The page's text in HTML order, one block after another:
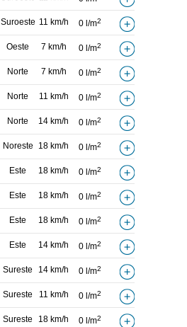
Suroeste 11 km/h 0 l/m2
Oeste 7 km/h 0 l/m2
Norte 7 km/h 0 l/m2
Norte 11 km/h 0 l/m2
Norte 14 km/h 0 l/m2
Noreste 18 km/h 0 l/m2
Este 18 km/h 0 l/m2
Este 18 km/h 0 l/m2
Este 18 km/h 0 l/m2
Este 14 km/h 0 l/m2
Sureste 14 km/h 0 l/m2
Sureste 11 km/h 0 l/m2
Sureste 18 km/h 0 l/m2